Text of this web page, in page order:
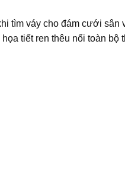
tìm váy cho đám cưới sân
tiết ren thêu nổi toàn bộ